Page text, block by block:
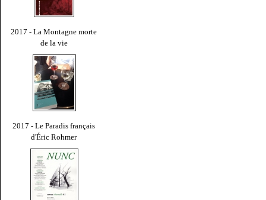
2017 - La Montagne morte
de la vie
2017 - Le Paradis français
d'Éric Rohmer